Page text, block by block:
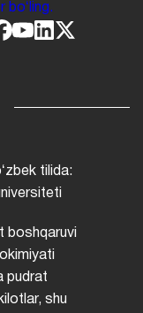
boʻling.
tilida:
boshqaruvi
pudrat
shu